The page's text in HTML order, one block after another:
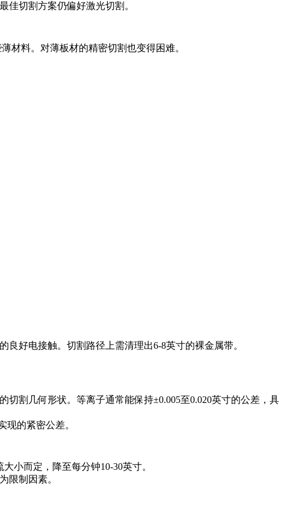
佳切割方案仍偏好激光切割。
材料。对薄板材的精密切割也变得困难。
好电接触。切割路径上需清理出6-8英寸的裸金属带。
割几何形状。等离子通常能保持±0.005至0.020英寸的公差，具
的紧密公差。
小而定，降至每分钟10-30英寸。
限制因素。